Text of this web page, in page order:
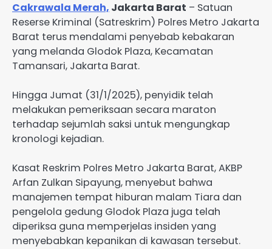
Cakrawala Merah, Jakarta Barat – Satuan
Reserse Kriminal (Satreskrim) Polres Metro Jakarta
Barat terus mendalami penyebab kebakaran
yang melanda Glodok Plaza, Kecamatan
Tamansari, Jakarta Barat.
Hingga Jumat (31/1/2025), penyidik telah
melakukan pemeriksaan secara maraton
terhadap sejumlah saksi untuk mengungkap
kronologi kejadian.
Kasat Reskrim Polres Metro Jakarta Barat, AKBP
Arfan Zulkan Sipayung, menyebut bahwa
manajemen tempat hiburan malam Tiara dan
pengelola gedung Glodok Plaza juga telah
diperiksa guna memperjelas insiden yang
menyebabkan kepanikan di kawasan tersebut.